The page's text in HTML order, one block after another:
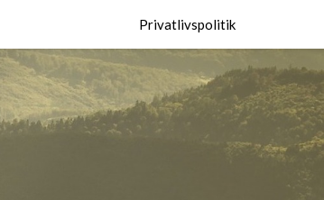
Privatlivspolitik